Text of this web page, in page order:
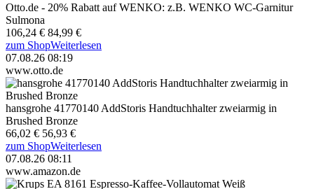
Otto.de - 20% Rabatt auf WENKO: z.B. WENKO WC-Garnitur
Sulmona
106,24 € 84,99 €
zum ShopWeiterlesen
07.08.26 08:19
www.otto.de
hansgrohe 41770140 AddStoris Handtuchhalter zweiarmig in
Brushed Bronze
66,02 € 56,93 €
zum ShopWeiterlesen
07.08.26 08:11
www.amazon.de